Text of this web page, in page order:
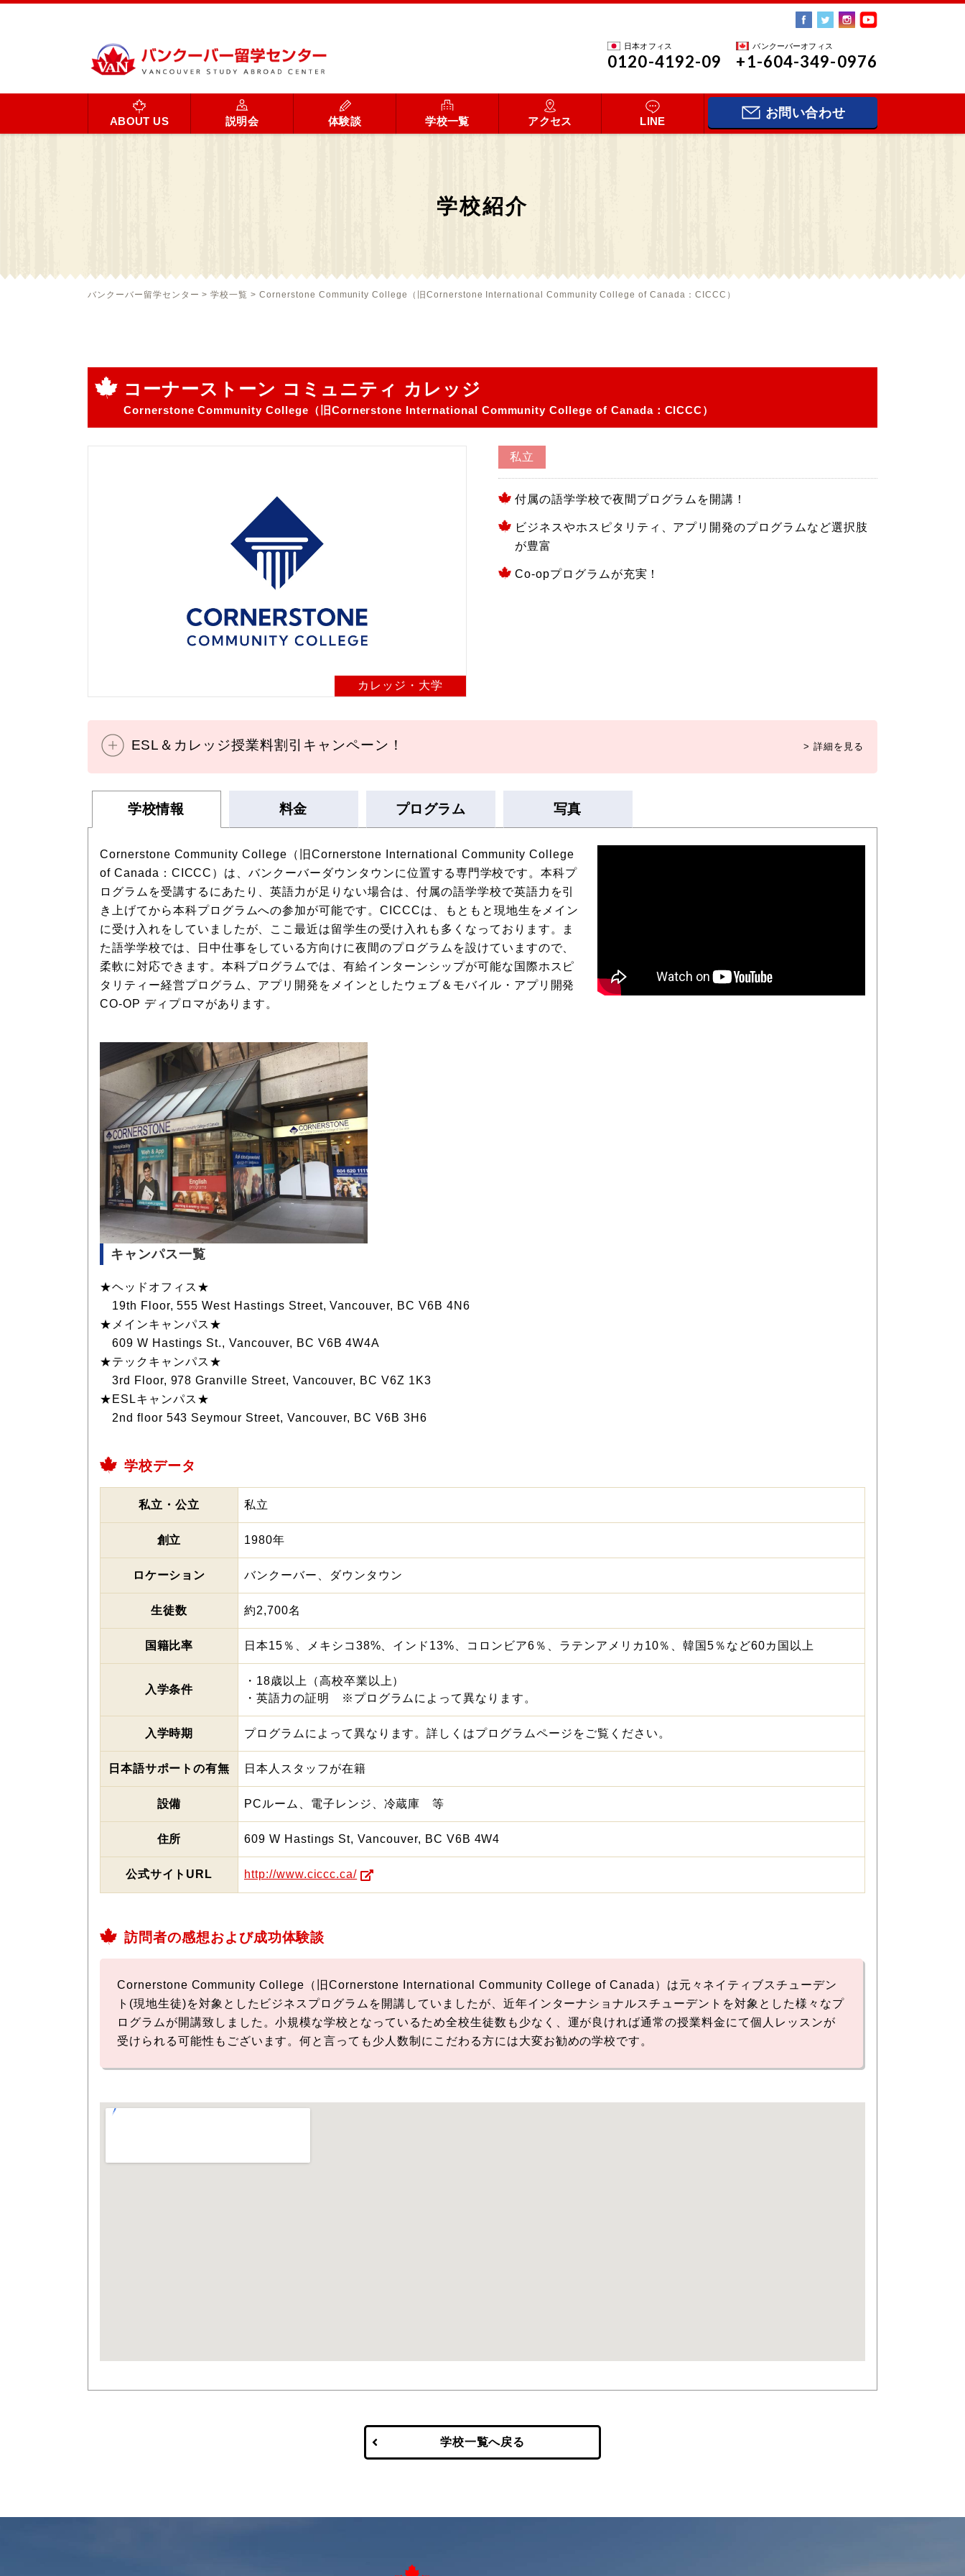
日本オフィス
0120-4192-09
バンクーバーオフィス
+1-604-349-0976
ABOUT US 説明会 体験談 学校一覧 アクセス LINE
お問い合わせ
学校紹介
バンクーバー留学センター >学校一覧 >Cornerstone Community College（旧Cornerstone International Community College of Canada：CICCC）
コーナーストーン コミュニティ カレッジ
Cornerstone Community College（旧Cornerstone International Community College of Canada：CICCC）
カレッジ・大学
私立
付属の語学学校で夜間プログラムを開講！
ビジネスやホスピタリティ、アプリ開発のプログラムなど選択肢
が豊富
Co-opプログラムが充実！
ESL＆カレッジ授業料割引キャンペーン！
学校情報 料金 プログラム 写真
Cornerstone Community College（旧Cornerstone International Community College
of Canada：CICCC）は、バンクーバーダウンタウンに位置する専門学校です。本科プ
ログラムを受講するにあたり、英語力が足りない場合は、付属の語学学校で英語力を引
き上げてから本科プログラムへの参加が可能です。CICCCは、もともと現地生をメイン
に受け入れをしていましたが、ここ最近は留学生の受け入れも多くなっております。ま
た語学学校では、日中仕事をしている方向けに夜間のプログラムを設けていますので、
柔軟に対応できます。本科プログラムでは、有給インターンシップが可能な国際ホスピ
タリティー経営プログラム、アプリ開発をメインとしたウェブ＆モバイル・アプリ開発
CO-OP ディプロマがあります。
キャンパス一覧
★ヘッドオフィス★
19th Floor, 555 West Hastings Street, Vancouver, BC V6B 4N6
★メインキャンパス★
609 W Hastings St., Vancouver, BC V6B 4W4A
★テックキャンパス★
3rd Floor, 978 Granville Street, Vancouver, BC V6Z 1K3
★ESLキャンパス★
2nd floor 543 Seymour Street, Vancouver, BC V6B 3H6
学校データ
私立・公立 私立
創立 1980年
ロケーション バンクーバー、ダウンタウン
生徒数 約2,700名
国籍比率 日本15％、メキシコ38%、インド13%、コロンビア6％、ラテンアメリカ10％、韓国5％など60カ国以上
入学条件
・18歳以上（高校卒業以上）
・英語力の証明 ※プログラムによって異なります。
入学時期 プログラムによって異なります。詳しくはプログラムページをご覧ください。
日本語サポートの有無 日本人スタッフが在籍
設備 PCルーム、電子レンジ、冷蔵庫 等
住所 609 W Hastings St, Vancouver, BC V6B 4W4
公式サイトURL http://www.ciccc.ca/
訪問者の感想および成功体験談
Cornerstone Community College（旧Cornerstone International Community College of Canada）は元々ネイティブスチューデン
ト(現地生徒)を対象としたビジネスプログラムを開講していましたが、近年インターナショナルスチューデントを対象とした様々なプ
ログラムが開講致しました。小規模な学校となっているため全校生徒数も少なく、運が良ければ通常の授業料金にて個人レッスンが
受けられる可能性もございます。何と言っても少人数制にこだわる方には大変お勧めの学校です。
学校一覧へ戻る